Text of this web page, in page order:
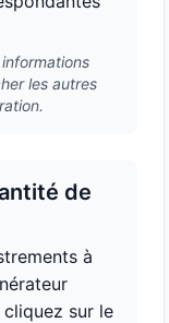
les autres
de
à
sur le